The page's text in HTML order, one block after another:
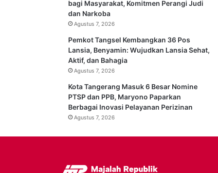
bagi Masyarakat, Komitmen Perangi Judi
dan Narkoba
Agustus 7, 2026
Pemkot Tangsel Kembangkan 36 Pos
Lansia, Benyamin: Wujudkan Lansia Sehat,
Aktif, dan Bahagia
Agustus 7, 2026
Kota Tangerang Masuk 6 Besar Nomine
PTSP dan PPB, Maryono Paparkan
Berbagai Inovasi Pelayanan Perizinan
Agustus 7, 2026